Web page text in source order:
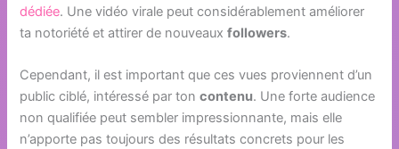
dédiée. Une vidéo virale peut considérablement améliorer
ta notoriété et attirer de nouveauxfollowers.
Cependant, il est important que ces vues proviennent d’un
public ciblé, intéressé par toncontenu. Une forte audience
non qualifiée peut sembler impressionnante, mais elle
n’apporte pas toujours des résultats concrets pour les